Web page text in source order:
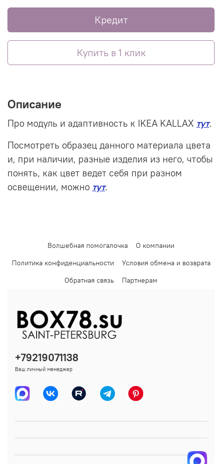
Кредит
Купить в 1 клик
Описание
Про модуль и адаптивность к IKEA KALLAX тут.
Посмотреть образец данного материала цвета
и, при наличии, разные изделия из него, чтобы
понять, как цвет ведет себя при разном
освещении, можно тут.
Волшебная помогалочка
О компании
Политика конфиденциальности
Условия обмена и возврата
Обратная связь
Партнерам
+79219071138
Ваш личный менеджер